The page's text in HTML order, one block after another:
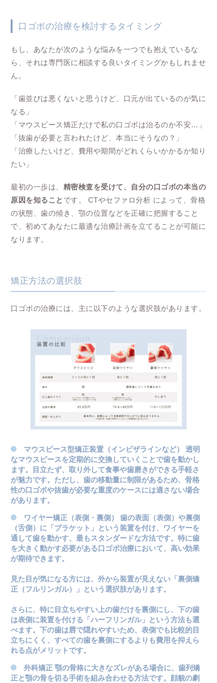
口ゴボの治療を検討するタイミング
もし、あなたが次のような悩みを一つでも抱えているな
ら、それは専門医に相談する良いタイミングかもしれませ
ん。
「歯並びは悪くないと思うけど、口元が出ているのが気に
なる」
「マウスピース矯正だけで私の口ゴボは治るのか不安…」
「抜歯が必要と言われたけど、本当にそうなの？」
「治療したいけど、費用や期間がどれくらいかかるか知り
たい」
最初の一歩は、 精密検査を受けて、自分の口ゴボの本当の
原因を知ること です。 CTやセファロ分析 によって、骨格
の状態、歯の傾き、顎の位置などを正確に把握すること
で、初めてあなたに最適な治療計画を立てることが可能に
なります。
矯正方法の選択肢
口ゴボの治療には、主に以下のような選択肢があります。
マウスピース型矯正装置（インビザラインなど）
透明
なマウスピースを定期的に交換していくことで歯を動かし
ます。目立たず、取り外して食事や歯磨きができる手軽さ
が魅力です。ただし、歯の移動量に制限があるため、骨格
性の口ゴボや抜歯が必要な重度のケースには適さない場合
があります。
ワイヤー矯正（表側・裏側）
歯の表面（表側）や裏側
（舌側）に「ブラケット」という装置を付け、ワイヤーを
通して歯を動かす、最もスタンダードな方法です。特に歯
を大きく動かす必要がある口ゴボ治療において、高い効果
が期待できます。
見た目が気になる方には、外から装置が見えない「裏側矯
正（フルリンガル）」という選択肢があります。
さらに、特に目立ちやすい上の歯だけを裏側にし、下の歯
は表側に装置を付ける「ハーフリンガル」という方法も選
べます。下の歯は唇で隠れやすいため、表側でも比較的目
立ちにくく、すべての歯を裏側にするよりも費用を抑えら
れる点がメリットです。
外科矯正 顎の骨格に大きなズレがある場合に、歯列矯
正と顎の骨を切る手術を組み合わせる方法です。顔貌の劇